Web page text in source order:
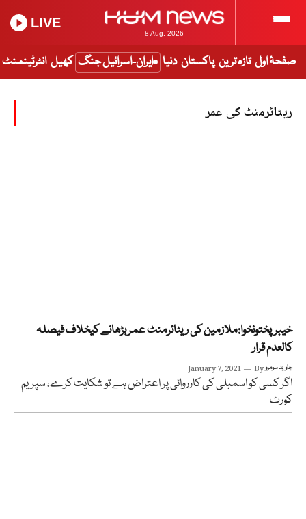
8 Aug, 2026
LIVE
صفحۂ اول تازہ ترین پاکستان دنیا ایران-اسرائیل جنگ کھیل انٹرٹینمنٹ
ریٹائرمنٹ کی عمر
خیبرپختونخوا:ملازمین کی ریٹائرمنٹ عمر بڑھانے کیخلاف فیصلہ
کالعدم قرار
January 7, 2021 Byجاوید سومرو
اگر کسی کو اسمبلی کی کارروائی پر اعتراض ہے تو شکایت کرے، سپریم
کورٹ